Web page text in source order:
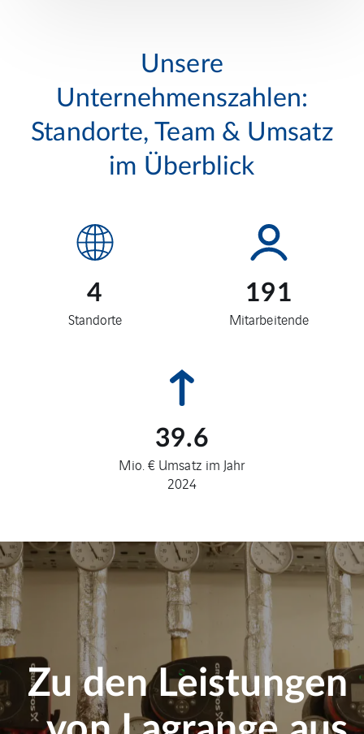
Unsere
Unternehmenszahlen:
Standorte, Team & Umsatz
im Überblick
4
Standorte
191
Mitarbeitende
39.6
Mio. € Umsatz im Jahr
2024
Zu den Leistungen